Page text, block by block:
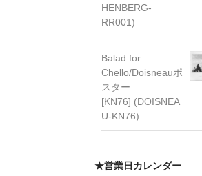
HENBERG-
RR001)
Balad for
Chello/Doisneauポ
スター
[KN76] (DOISNEA
U-KN76)
★営業日カレンダー